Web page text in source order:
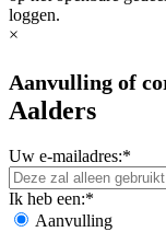
loggen.
×
Aanvulling of
Aalders
Uw e-mailadres:*
Ik heb een:*
Aanvulling